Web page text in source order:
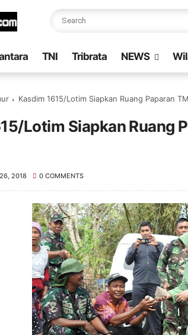
TNI Tribrata NEWS
Kasdim 1615/Lotim Siapkan Ruang Paparan
Lotim Siapkan Ruang
2018 0 COMMENTS